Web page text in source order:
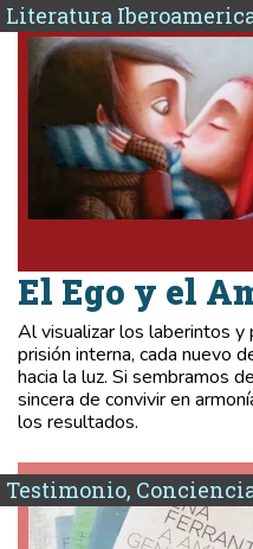
Literatura
El Ego y el
Al visualizar los laberintos
prisión interna, cada nuevo
hacia la luz. Si sembramos
sincera de convivir en
los resultados.
Testimonio,